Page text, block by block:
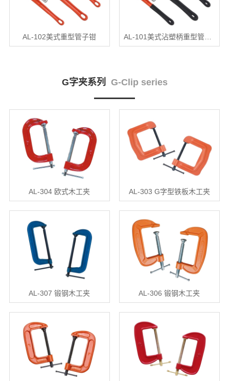
AL-102美式重型管子钳
G字夹系列 G-Clip series
AL-304 欧式木工夹 AL-303 G字型铁板木工夹
AL-307 锻钢木工夹 AL-306 锻钢木工夹